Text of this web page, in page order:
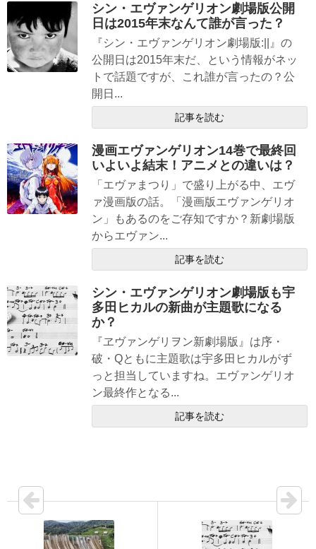
シン・エヴァンゲリオン劇場版公開
日は2015年末なんて誰が言った？
『シン・エヴァンゲリオン劇場版:||』の
公開日は2015年末だ、という情報がネッ
トで話題ですが、これ誰が言ったの？公
開日...
記事を読む
漫画エヴァンゲリオン14巻で最終回
いよいよ結末！アニメとの違いは？
「エヴァまつり」で盛り上がる中、エヴ
ァ漫画版の話。「漫画版エヴァンゲリオ
ン」もあるのをご存知ですか？新劇場版
からエヴァン...
記事を読む
シン・エヴァンゲリオン劇場版も宇
多田ヒカルの新曲が主題歌になる
か？
『ヱヴァンゲリヲン新劇場版』は序・
破・Qともに主題歌は宇多田ヒカルがず
っと担当していますね。エヴァンゲリオ
ン最終作となる...
記事を読む